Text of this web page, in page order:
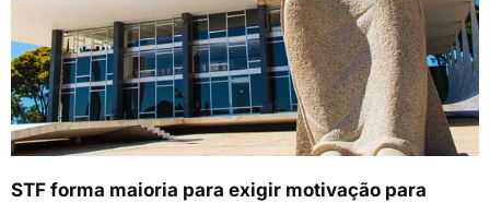
STF forma maioria para exigir motivação para